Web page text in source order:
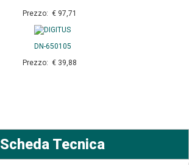
Prezzo: € 97,71
DN-650105
Prezzo: € 39,88
Scheda Tecnica